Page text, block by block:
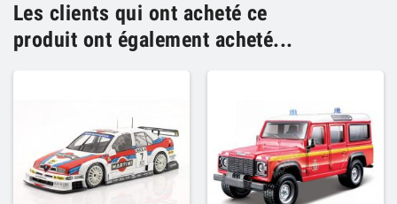
Les clients qui ont acheté ce
produit ont également acheté...